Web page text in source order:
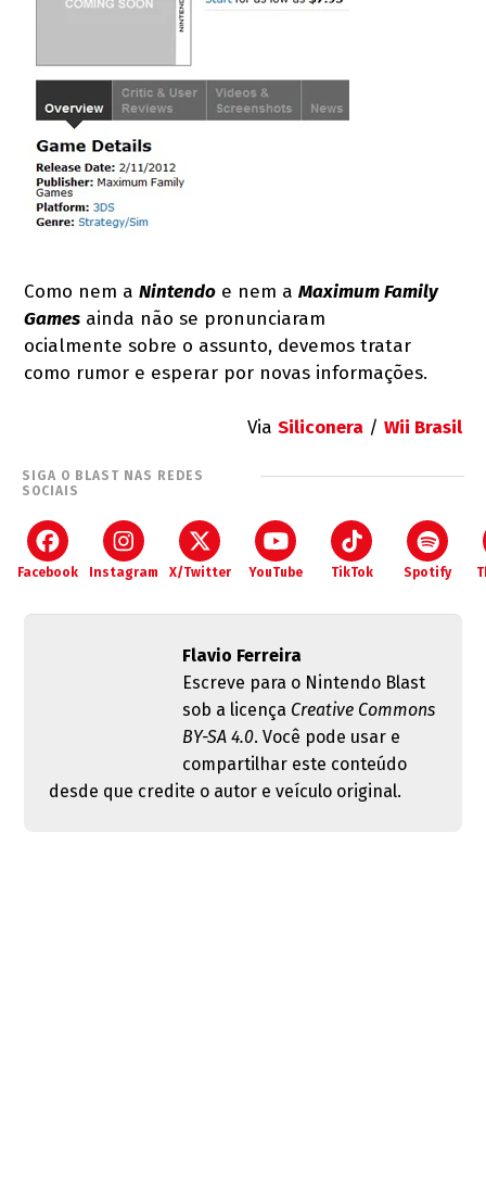
Como nem aNintendo e nem aMaximum Family
Games ainda não se pronunciaram
oficialmente sobre o assunto, devemos tratar
como rumor e esperar por novas informações.
Via Siliconera/ Wii Brasil
SIGA O BLAST NAS REDES
SOCIAIS
Facebook Instagram X/Twitter YouTube TikTok Spotify
Flavio Ferreira
Escreve para o Nintendo Blast
sob a licença Creative Commons
BY-SA 4.0. Você pode usar e
compartilhar este conteúdo
desde que credite o autor e veículo original.